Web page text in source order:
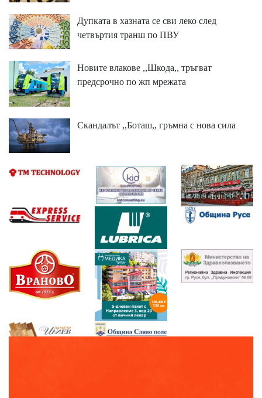
Дупката в хазната се сви леко след
четвъртия транш по ПВУ
Новите влакове ,,Шкода,, тръгват
предсрочно по жп мрежата
Скандалът ,,Боташ,, гръмна с нова сила